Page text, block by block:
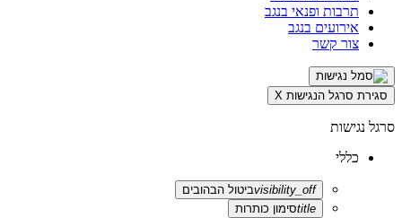
תרבות ופנאי בנגב
אירועים בנגב
צור קשר
סגירת סרגל הנגישות X
סרגל נגישות
כללי
visibility_offביטול הבהובים
titleסימון כותרות